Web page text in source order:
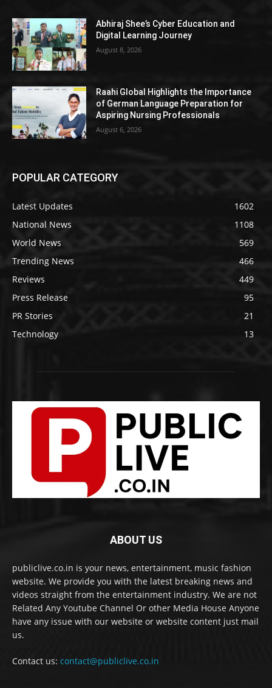
Abhiraj Shee’s Cyber Education and
Digital Learning Journey
August 8, 2026
Raahi Global Highlights the Importance
of German Language Preparation for
Aspiring Nursing Professionals
August 6, 2026
POPULAR CATEGORY
Latest Updates
1602
National News
1108
World News
569
Trending News
466
Reviews
449
Press Release
95
PR Stories
21
Technology
13
ABOUT US
publiclive.co.in is your news, entertainment, music fashion
website. We provide you with the latest breaking news and
videos straight from the entertainment industry. We are not
Related Any Youtube Channel Or other Media House Anyone
have any issue with our website or website content just mail
us.
Contact us: contact@publiclive.co.in